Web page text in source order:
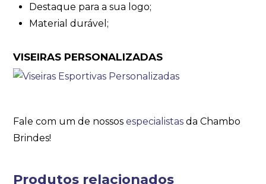
Destaque para a sua logo;
Material durável;
VISEIRAS PERSONALIZADAS
Fale com um de nossosespecialistas da Chambo
Brindes!
Produtos relacionados